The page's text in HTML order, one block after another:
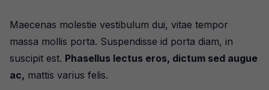
Maecenas molestie vestibulum dui, vitae tempor
massa mollis porta. Suspendisse id porta diam, in
suscipit est. Phasellus lectus eros, dictum sed augue
ac, mattis varius felis.